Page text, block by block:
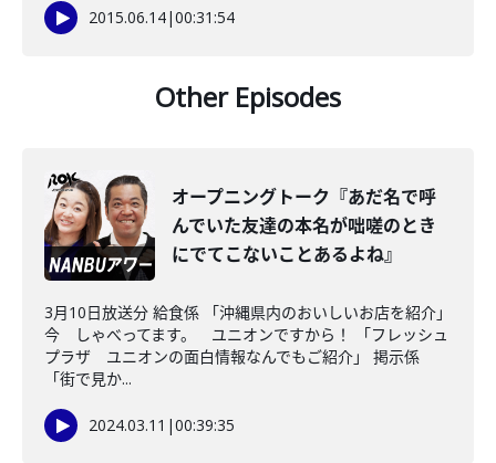
2015.06.14|00:31:54
Other Episodes
オープニングトーク『あだ名で呼
んでいた友達の本名が咄嗟のとき
にでてこないことあるよね』
3月10日放送分 給食係 「沖縄県内のおいしいお店を紹介」
今 しゃべってます。 ユニオンですから！ 「フレッシュ
プラザ ユニオンの面白情報なんでもご紹介」 掲示係
「街で見か...
2024.03.11 |00:39:35